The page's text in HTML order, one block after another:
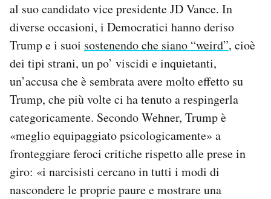
al suo candidato vice presidente JD Vance. In
diverse occasioni, i Democratici hanno deriso
Trump e i suoi sostenendo che siano “weird”, cioè
dei tipi strani, un po’ viscidi e inquietanti,
un’accusa che è sembrata avere molto effetto su
Trump, che più volte ci ha tenuto a respingerla
categoricamente. Secondo Wehner, Trump è
«meglio equipaggiato psicologicamente» a
fronteggiare feroci critiche rispetto alle prese in
giro: «i narcisisti cercano in tutti i modi di
nascondere le proprie paure e mostrare una